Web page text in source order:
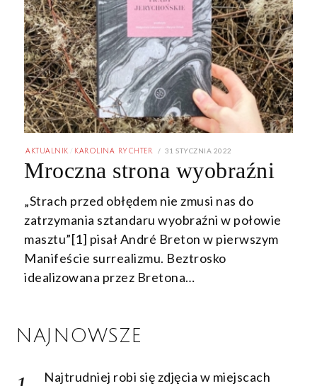
AKTUALNIK KAROLINA RYCHTER
POSTED
31 STYCZNIA 2022
STYCZNIA
2022
Mroczna strona wyobraźni
„Strach przed obłędem nie zmusi nas do
zatrzymania sztandaru wyobraźni w połowie
masztu”[1] pisał André Breton w pierwszym
Manifeście surrealizmu. Beztrosko
idealizowana przez Bretona…
NAJNOWSZE
Najtrudniej robi się zdjęcia w miejscach